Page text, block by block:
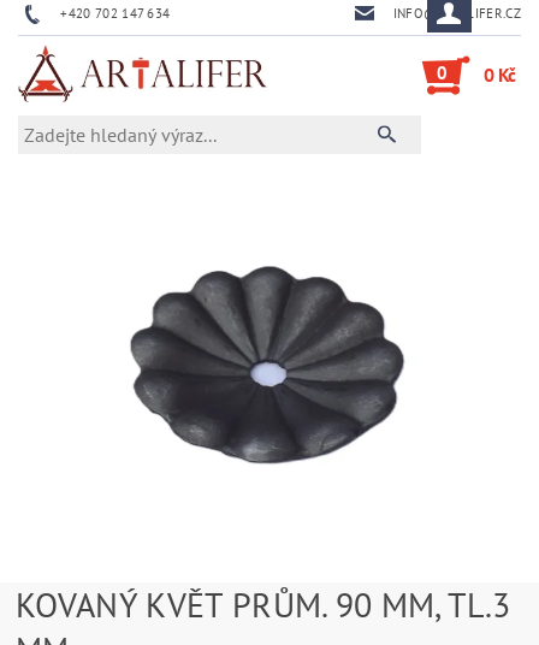
+420 702 147 634 INFO@ARTALIFER.CZ
0 0 Kč
KOVANÝ KVĚT PRŮM. 90 MM, TL.3